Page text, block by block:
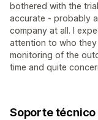
bothered with the
accurate - probably
company at all. I
attention to who they
monitoring of the
time and quite
Soporte técnico